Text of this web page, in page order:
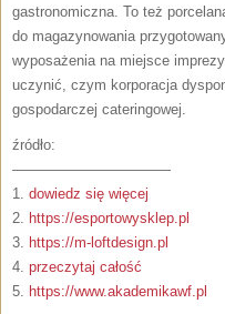
gastronomiczna. To też
do magazynowania
wyposażenia na miejsce
uczynić, czym korporacja
gospodarczej cateringowej.
źródło:
———————————
1. dowiedz się więcej
2. https://esportowysklep.pl
3. https://m-loftdesign.pl
4. przeczytaj całość
5. https://www.akademikawf.pl